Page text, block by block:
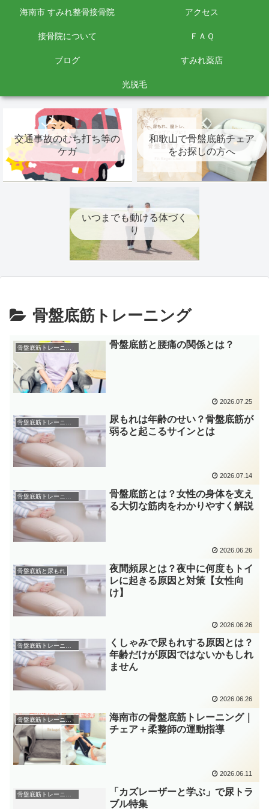
海南市 すみれ整骨接骨院 アクセス
接骨院について ＦＡＱ
ブログ すみれ薬店
光脱毛
交通事故のむち打ち等の
ケガ
和歌山で骨盤底筋チェア
をお探しの方へ
いつまでも動ける体づく
り
骨盤底筋トレーニング
骨盤底筋と腰痛の関係とは？
2026.07.25
尿もれは年齢のせい？骨盤底筋が
弱ると起こるサインとは
2026.07.14
骨盤底筋トレーニング
骨盤底筋とは？女性の身体を支え
る大切な筋肉をわかりやすく解説
2026.06.26
骨盤底筋と尿もれ
夜間頻尿とは？夜中に何度もトイ
レに起きる原因と対策【女性向
け】
2026.06.26
くしゃみで尿もれする原因とは？
年齢だけが原因ではないかもしれ
ません
2026.06.26
骨盤底筋トレーニング
海南市の骨盤底筋トレーニング｜
チェア＋柔整師の運動指導
2026.06.11
「カズレーザーと学ぶ」で尿トラ
ブル特集